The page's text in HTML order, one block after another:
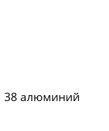
38 алюминий